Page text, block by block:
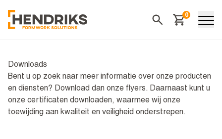
0
Winkelwagen
Downloads
Bent u op zoek naar meer informatie over onze producten
en diensten? Download dan onze flyers. Daarnaast kunt u
onze certificaten downloaden, waarmee wij onze
toewijding aan kwaliteit en veiligheid onderstrepen.